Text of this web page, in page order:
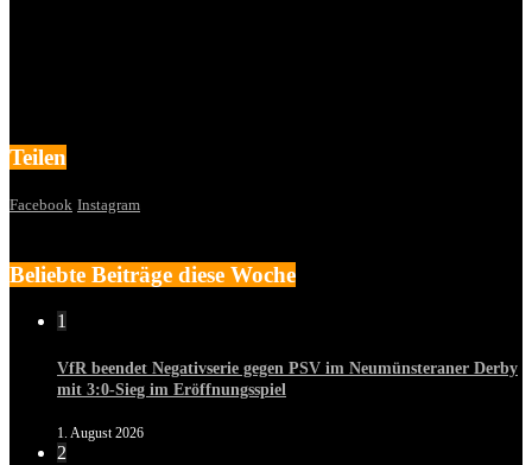
Teilen
Facebook Instagram
Beliebte Beiträge diese Woche
1
VfR beendet Negativserie gegen PSV im Neumünsteraner Derby
mit 3:0-Sieg im Eröffnungsspiel
1. August 2026
2